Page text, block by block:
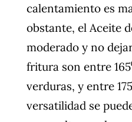
calentamiento es
obstante, el Aceite
moderado y no
fritura son entre
verduras, y entre
versatilidad se